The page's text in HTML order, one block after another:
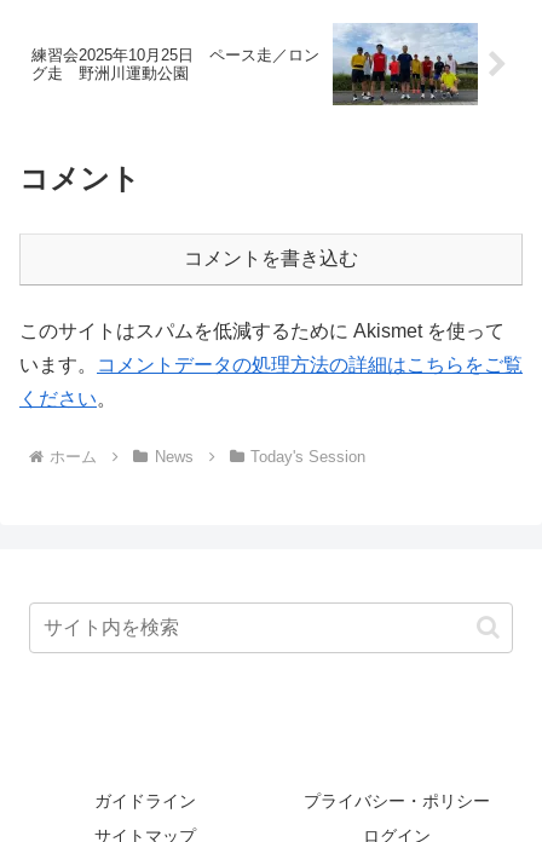
練習会2025年10月25日 ペース走／ロン
グ走 野洲川運動公園
コメント
コメントを書き込む
このサイトはスパムを低減するために Akismet を使って
います。
コメントデータの処理方法の詳細はこちらをご覧
ください。
ホーム News Today's Session
ガイドライン
プライバシー・ポリシー
サイトマップ
ログイン